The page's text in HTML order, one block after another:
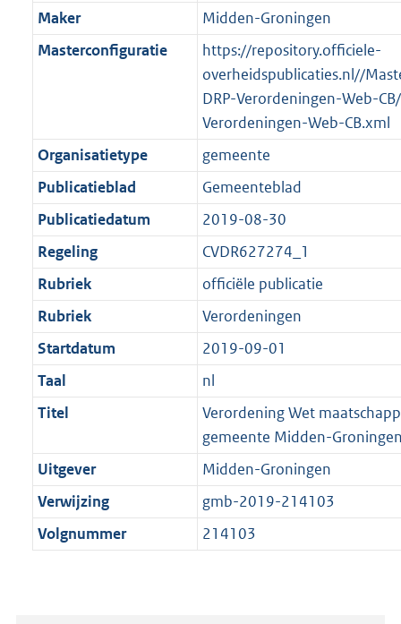
Maker
Midden-Groningen
Masterconfiguratie
https://repository.officiele-
overheidspublicaties.nl//
DRP-Verordeningen-Web-
Verordeningen-Web-CB.xml
Organisatietype
gemeente
Publicatieblad
Gemeenteblad
Publicatiedatum
2019-08-30
Regeling
CVDR627274_1
Rubriek
officiële publicatie
Rubriek
Verordeningen
Startdatum
2019-09-01
Taal
nl
Titel
Verordening Wet
gemeente Midden-
Uitgever
Midden-Groningen
Verwijzing
gmb-2019-214103
Volgnummer
214103